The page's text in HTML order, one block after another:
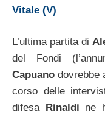
Vitale (V)
L’ultima partita di
del Fondi
Capuano dovrebbe
corso delle
difesa
Rinaldi ne